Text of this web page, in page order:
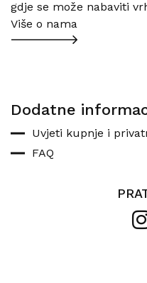
gdje se može nabaviti
Više o nama
Dodatne
Uvjeti kupnje i
FAQ